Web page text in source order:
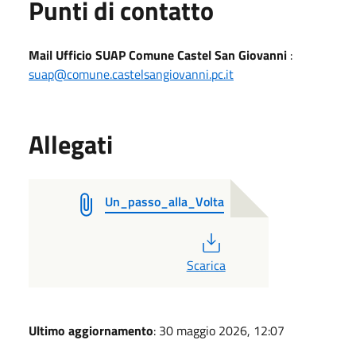
Punti di contatto
Mail Ufficio SUAP Comune Castel San Giovanni :
suap@comune.castelsangiovanni.pc.it
Allegati
Un_passo_alla_Volta
Scarica
Ultimo aggiornamento: 30 maggio 2026, 12:07